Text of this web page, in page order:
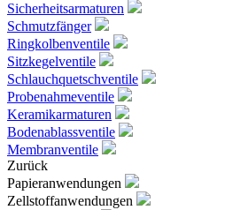
Sicherheitsarmaturen
Schmutzfänger
Ringkolbenventile
Sitzkegelventile
Schlauchquetschventile
Probenahmeventile
Keramikarmaturen
Bodenablassventile
Membranventile
Zurück
Papieranwendungen
Zellstoffanwendungen